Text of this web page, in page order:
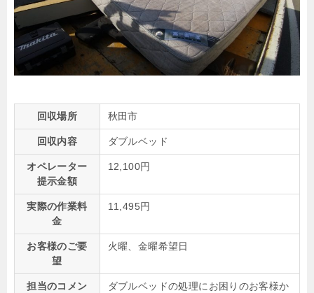
回収場所 秋田市
回収内容 ダブルベッド
オペレーター
提示金額
12,100円
実際の作業料
金
11,495円
お客様のご要
望
火曜、金曜希望日
担当のコメン
ダブルベッドの処理にお困りのお客様か